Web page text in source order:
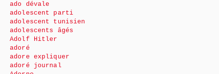
ado dévale
adolescent parti
adolescent tunisien
adolescents âgés
Adolf Hitler
adoré
adore expliquer
adoré journal